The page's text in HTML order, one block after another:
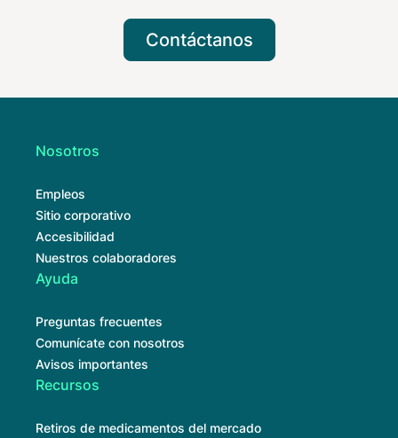
Contáctanos
Nosotros
Empleos
Sitio corporativo
Accesibilidad
Nuestros colaboradores
Ayuda
Preguntas frecuentes
Comunícate con nosotros
Avisos importantes
Recursos
Retiros de medicamentos del mercado